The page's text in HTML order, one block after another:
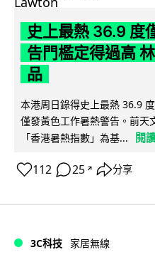
史上最熱 36.9 度
告門檻定得過高
品
本港周日錄得史上最熱 36.9
僅發黃色工作暑熱警告。前天
「香港暑熱指數」為基...
閱
112 25 ↗ 分享
3C科技 家居無線